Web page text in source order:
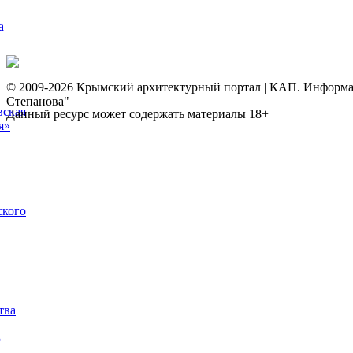
© 2009-2026 Крымский архитектурный портал | КАП.
Степанова"
Данный ресурс может содержать материалы 18+